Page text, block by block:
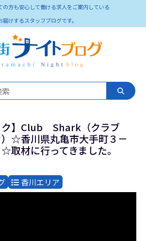
方も安心して働ける求人をご案内している
けするスタッフブログです。
ク】Club Shark（クラブ
☆香川県丸亀市大手町３－
取材に行ってきました。
香川エリア